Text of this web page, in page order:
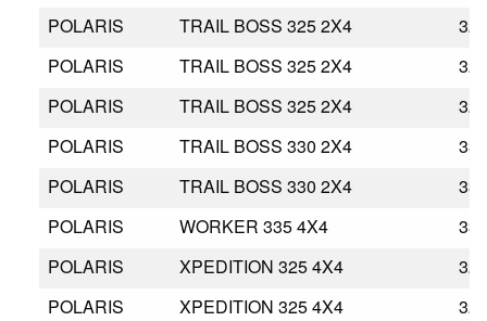
POLARIS
TRAIL BOSS 325 2X4
325
POLARIS
TRAIL BOSS 325 2X4
325
POLARIS
TRAIL BOSS 325 2X4
325
POLARIS
TRAIL BOSS 330 2X4
330
POLARIS
TRAIL BOSS 330 2X4
330
POLARIS
WORKER 335 4X4
335
POLARIS
XPEDITION 325 4X4
325
POLARIS
XPEDITION 325 4X4 325